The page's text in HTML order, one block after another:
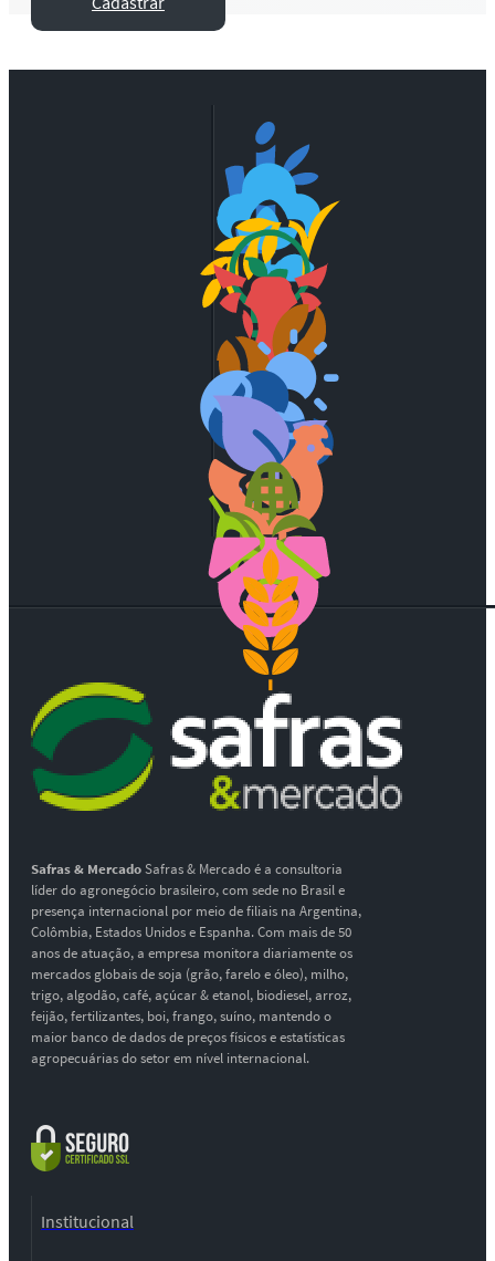
Safras & MercadoSafras & Mercado é a consultoria
líder do agronegócio brasileiro, com sede no Brasil e
presença internacional por meio de filiais na Argentina,
Colômbia, Estados Unidos e Espanha. Com mais de 50
anos de atuação, a empresa monitora diariamente os
mercados globais de soja (grão, farelo e óleo), milho,
trigo, algodão, café, açúcar & etanol, biodiesel, arroz,
feijão, fertilizantes, boi, frango, suíno, mantendo o
maior banco de dados de preços físicos e estatísticas
agropecuárias do setor em nível internacional.
Institucional